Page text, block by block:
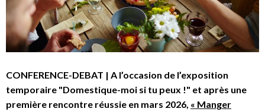
CONFERENCE-DEBAT | A l’occasion de l’exposition
temporaire "Domestique-moi si tu peux !" et après une
première rencontre réussie en mars 2026, « Manger